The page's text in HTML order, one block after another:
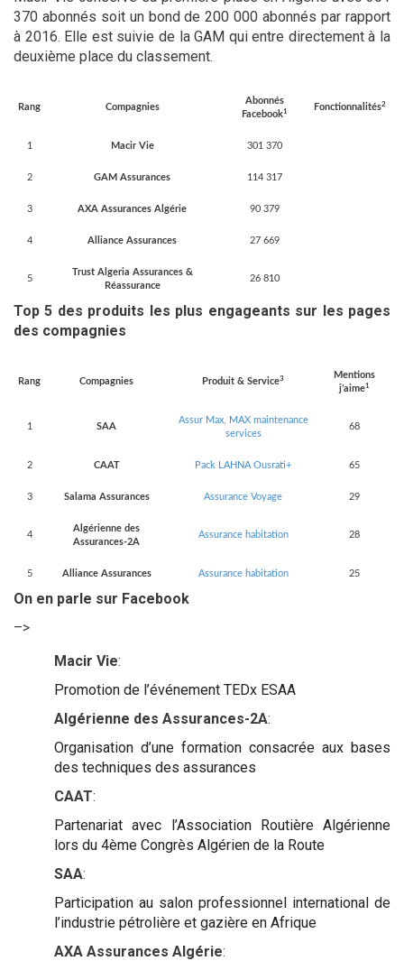
370 abonnés soit un bond de 200 000 abonnés par rapport
à 2016. Elle est suivie de la GAM qui entre directement à la
deuxième place du classement.
Rang Compagnies
Abonnés
Facebook1 Fonctionnalités2
1 Macir Vie 301 370
2 GAM Assurances 114 317
3 AXA Assurances Algérie 90 379
4 Alliance Assurances 27 669
5
Trust Algeria Assurances &
Réassurance
26 810
Top 5 des produits les plus engageants sur les pages
des compagnies
Rang Compagnies Produit & Service3
Mentions
j’aime1
1 SAA
Assur Max, MAX maintenance
services
68
2 CAAT Pack LAHNA Ousrati+ 65
3 Salama Assurances Assurance Voyage 29
4
Algérienne des
Assurances-2A
Assurance habitation 28
5 Alliance Assurances Assurance habitation 25
On en parle sur Facebook
–>
Macir Vie:
Promotion de l’événement TEDx ESAA
Algérienne des Assurances-2A:
Organisation d’une formation consacrée aux bases
des techniques des assurances
CAAT:
Partenariat avec l’Association Routière Algérienne
lors du 4ème Congrès Algérien de la Route
SAA:
Participation au salon professionnel international de
l’industrie pétrolière et gazière en Afrique
AXA Assurances Algérie: